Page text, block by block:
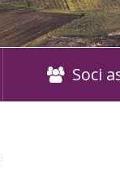
Soci